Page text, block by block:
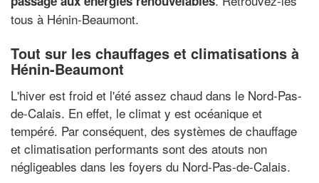
tous à Hénin-Beaumont.
Tout sur les chauffages et climatisations à
Hénin-Beaumont
L'hiver est froid et l'été assez chaud dans le Nord-Pas-
de-Calais. En effet, le climat y est océanique et
tempéré. Par conséquent, des systèmes de chauffage
et climatisation performants sont des atouts non
négligeables dans les foyers du Nord-Pas-de-Calais.